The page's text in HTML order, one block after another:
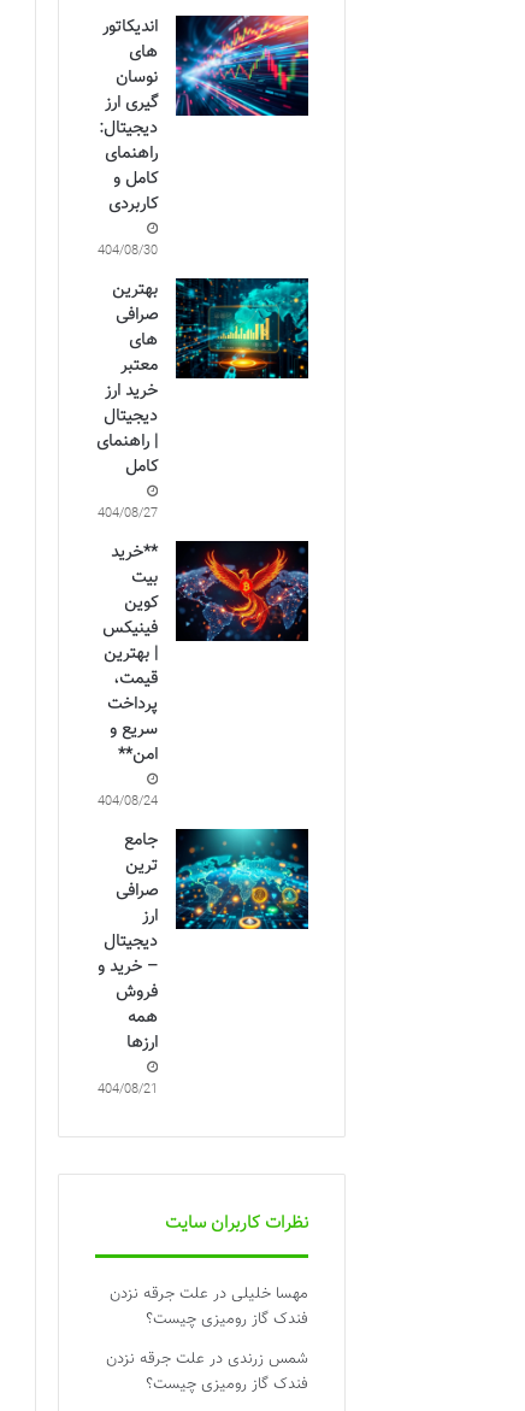
اندیکاتور
های
نوسان
گیری ارز
دیجیتال:
راهنمای
کامل و
کاربردی
1404/08/30
بهترین
صرافی
های
معتبر
خرید ارز
دیجیتال
| راهنمای
کامل
1404/08/27
**خرید
بیت
کوین
فینیکس
| بهترین
قیمت،
پرداخت
سریع و
امن**
1404/08/24
جامع
ترین
صرافی
ارز
دیجیتال
– خرید و
فروش
همه
ارزها
1404/08/21
نظرات کاربران سایت
مهسا خلیلی در علت جرقه نزدن
فندک گاز رومیزی چیست؟
شمس زرندی در علت جرقه نزدن
فندک گاز رومیزی چیست؟